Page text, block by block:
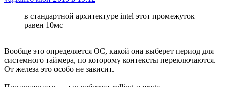
в стандартной архитектуре intel этот промежуток
равен 10мс
Вообще это определяется ОС, какой она выберет период для
системного таймера, по которому контексты переключаются.
От железа это особо не зависит.